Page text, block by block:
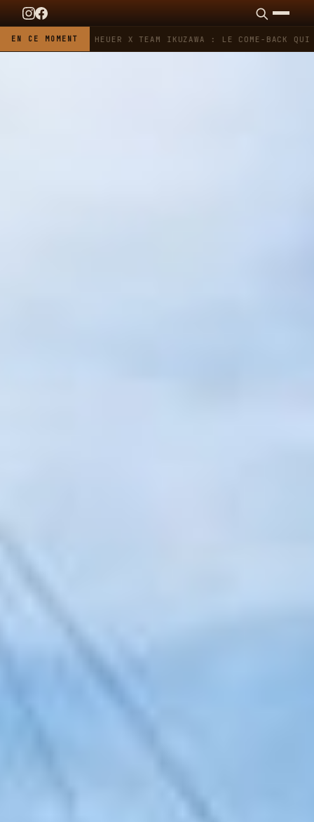
EN CE MOMENTTAG HEUER X TEAM IKUZAWA : LE COME-BACK QUI